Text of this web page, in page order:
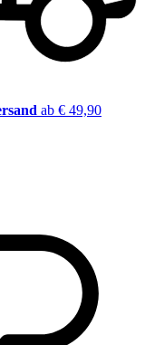
ab € 49,90